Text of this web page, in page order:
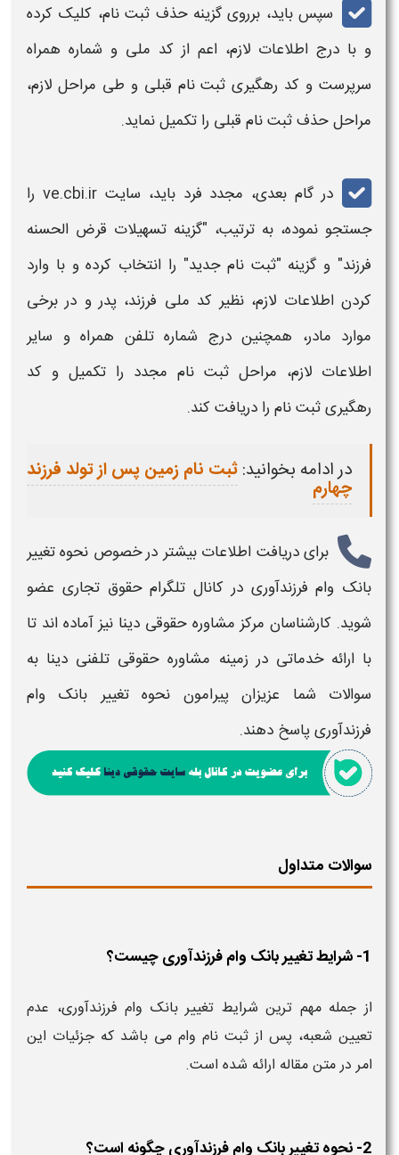
سپس باید، برروی گزینه حذف ثبت نام، کلیک کرده
و با درج اطلاعات لازم، اعم از کد ملی و شماره همراه
سرپرست و کد رهگیری ثبت نام قبلی و طی مراحل لازم،
مراحل حذف ثبت نام قبلی را تکمیل نماید.
در گام بعدی، مجدد فرد باید، سایت ve.cbi.ir را
جستجو نموده، به ترتیب، "گزینه تسهیلات قرض الحسنه
فرزند" و گزینه "ثبت نام جدید" را انتخاب کرده و با وارد
کردن اطلاعات لازم، نظیر کد ملی فرزند، پدر و در برخی
موارد مادر، همچنین درج شماره تلفن همراه و سایر
اطلاعات لازم، مراحل ثبت نام مجدد را تکمیل و کد
رهگیری ثبت نام را دریافت کند.
در ادامه بخوانید:ثبت نام زمین پس از تولد فرزند
چهارم
برای دریافت اطلاعات بیشتر در خصوص نحوه تغییر
بانک وام فرزندآوری در کانال تلگرام حقوق تجاری عضو
شوید. کارشناسان مرکز مشاوره حقوقی دینا نیز آماده اند تا
با ارائه خدماتی در زمینه مشاوره حقوقی تلفنی دینا به
سوالات شما عزیزان پیرامون نحوه تغییر بانک وام
فرزندآوریپاسخ دهند.
سوالات متداول
1- شرایط تغییر بانک وام فرزندآوری چیست؟
از جمله مهم ترین شرایط تغییر بانک وام فرزندآوری، عدم
تعیین شعبه، پس از ثبت نام وام می باشد که جزئیات این
امر در متن مقاله ارائه شده است.
2- نحوه تغییر بانک وام فرزندآوری چگونه است؟